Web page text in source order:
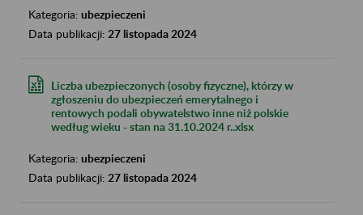
Kategoria: ubezpieczeni
Data publikacji: 27 listopada 2024
Liczba ubezpieczonych (osoby fizyczne), którzy w
zgłoszeniu do ubezpieczeń emerytalnego i
rentowych podali obywatelstwo inne niż polskie
według wieku - stan na 31.10.2024 r..xlsx
Kategoria: ubezpieczeni
Data publikacji: 27 listopada 2024